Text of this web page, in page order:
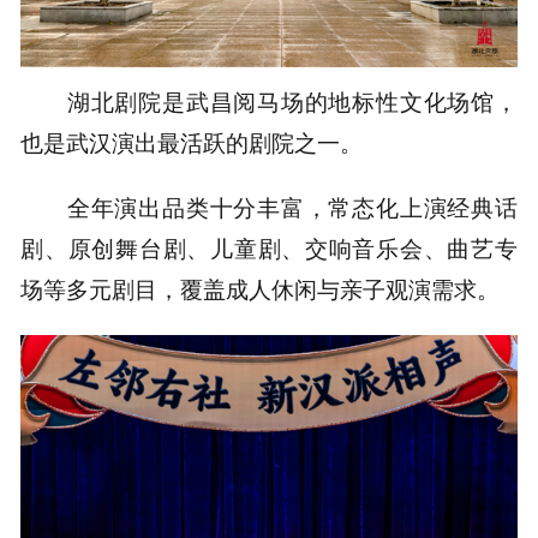
湖北剧院是武昌阅马场的地标性文化场馆，
也是武汉演出最活跃的剧院之一。
全年演出品类十分丰富，常态化上演经典话
剧、原创舞台剧、儿童剧、交响音乐会、曲艺专
场等多元剧目，覆盖成人休闲与亲子观演需求。